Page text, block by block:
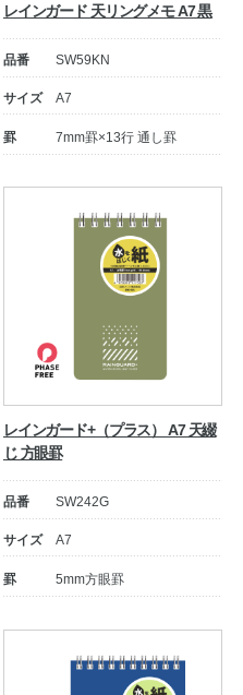
レインガード 天リングメモ A7 黒
品番 SW59KN
サイズ A7
罫 7mm罫×13行 通し罫
レインガード+（プラス） A7 天綴
じ 方眼罫
品番 SW242G
サイズ A7
罫 5mm方眼罫